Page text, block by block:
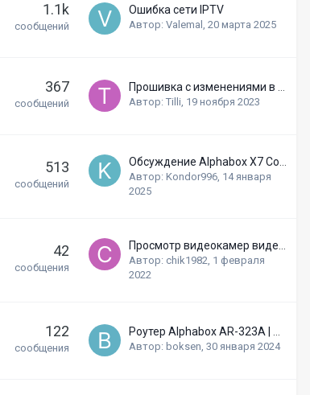
1.1k
сообщений
Ошибка сети IPTV
Автор: Valemal , 20 марта 2025
367
сообщений Автор: Tilli, 19 ноября 2023
513
сообщений
Автор: Kondor996, 14 января
2025
42
сообщения
Автор: chik1982, 1 февраля
2022
122
сообщения Автор: boksen, 30 января 2024